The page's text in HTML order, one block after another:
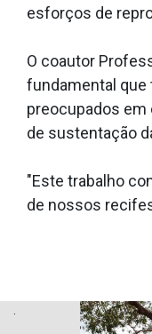
esforços de
O coautor
fundamental que
preocupados em
de sustentação
"Este trabalho
de nossos
.